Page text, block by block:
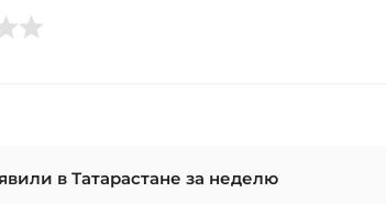
в Татарастане за неделю